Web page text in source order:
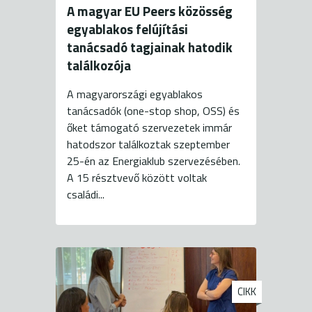
A magyar EU Peers közösség
egyablakos felújítási
tanácsadó tagjainak hatodik
találkozója
A magyarországi egyablakos
tanácsadók (one-stop shop, OSS) és
őket támogató szervezetek immár
hatodszor találkoztak szeptember
25-én az Energiaklub szervezésében.
A 15 résztvevő között voltak
családi...
CIKK